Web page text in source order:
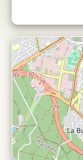
Nous
inscriptions.
Ouvert à tous y
adhérent).
Pas besoin
bon sens de
fournie et le
Nous
précédent le